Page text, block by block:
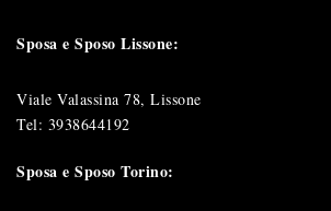
Sposa e Sposo Lissone:
Viale Valassina 78, Lissone
Tel: 3938644192
Sposa e Sposo Torino: